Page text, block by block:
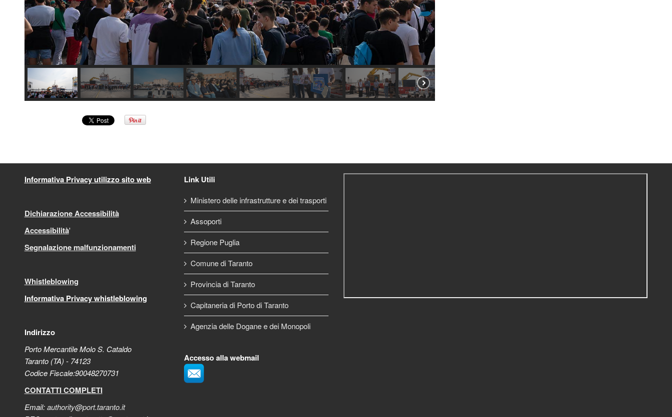
Informativa Privacy utilizzo sito web
Dichiarazione Accessibilità
Accessibilità'
Segnalazione malfunzionamenti
Whistleblowing
Informativa Privacy whistleblowing
Indirizzo
Porto Mercantile Molo S. Cataldo
Taranto (TA) - 74123
Codice Fiscale:90048270731
CONTATTI COMPLETI
Email:authority@port.taranto.it
Link Utili
Ministero delle infrastrutture e dei trasporti
Assoporti
Regione Puglia
Comune di Taranto
Provincia di Taranto
Capitaneria di Porto di Taranto
Agenzia delle Dogane e dei Monopoli
Accesso alla webmail